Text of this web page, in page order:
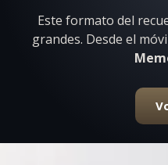
Este formato del
grandes. Desde el